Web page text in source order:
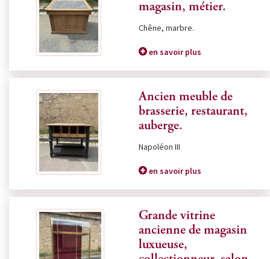
magasin, métier.
Chêne, marbre.
en savoir plus
Ancien meuble de
brasserie, restaurant,
auberge.
Napoléon III
en savoir plus
Grande vitrine
ancienne de magasin
luxueuse,